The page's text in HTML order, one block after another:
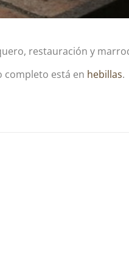
restauración y
completo está en hebillas.